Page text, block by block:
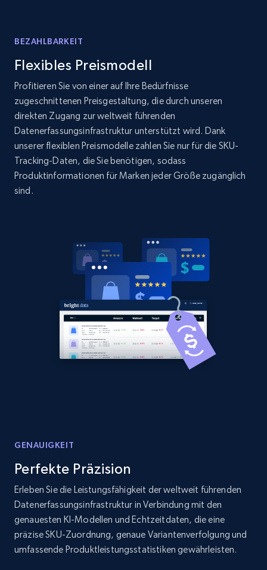
Home Depot US
URL, Domain, Country code, Model number,
Sku, Product id, Product name, Manufacturer,
and more.
2.1K+ 353+ Jetzt anfangen
Home Depot US - Gather data on products
using specified keywords
353+ Jetzt anfangen
Home Depot US - Discover products by
specified URL
URL, Domain, Country code, Model number,
Sku, Product id, Product name, Manufacturer,
Home Depot US - Discover products by
specified UPC
URL, Domain, Country code, Model number,
Sku, Product id, Product name, Manufacturer,
and more.
BEZAHLBARKEIT
Flexibles Preismodell
Profitieren Sie von einer auf Ihre Bedürfnisse
zugeschnittenen Preisgestaltung, die durch unseren
direkten Zugang zur weltweit führenden
Datenerfassungsinfrastruktur unterstützt wird. Dank
unserer flexiblen Preismodelle zahlen Sie nur für die SKU-
Tracking-Daten, die Sie benötigen, sodass
Produktinformationen für Marken jeder Größe zugänglich
sind.
GENAUIGKEIT
Perfekte Präzision
Erleben Sie die Leistungsfähigkeit der weltweit führenden
Datenerfassungsinfrastruktur in Verbindung mit den
genauesten KI-Modellen und Echtzeitdaten, die eine
präzise SKU-Zuordnung, genaue Variantenverfolgung und
umfassende Produktleistungsstatistiken gewährleisten.